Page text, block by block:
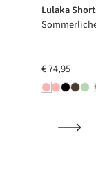
Lulaka
€ 74,95